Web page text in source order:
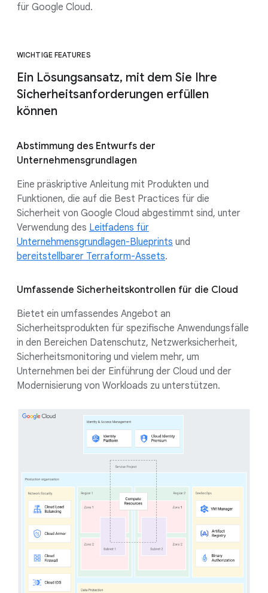
für Google Cloud.
WICHTIGE FEATURES
Ein Lösungsansatz, mit dem Sie Ihre
Sicherheitsanforderungen erfüllen
können
Abstimmung des Entwurfs der
Unternehmensgrundlagen
Eine präskriptive Anleitung mit Produkten und
Funktionen, die auf die Best Practices für die
Sicherheit von Google Cloud abgestimmt sind, unter
Verwendung des Leitfadens für
Unternehmensgrundlagen-Blueprints und
bereitstellbarer Terraform-Assets.
Umfassende Sicherheitskontrollen für die Cloud
Bietet ein umfassendes Angebot an
Sicherheitsprodukten für spezifische Anwendungsfälle
in den Bereichen Datenschutz, Netzwerksicherheit,
Sicherheitsmonitoring und vielem mehr, um
Unternehmen bei der Einführung der Cloud und der
Modernisierung von Workloads zu unterstützen.